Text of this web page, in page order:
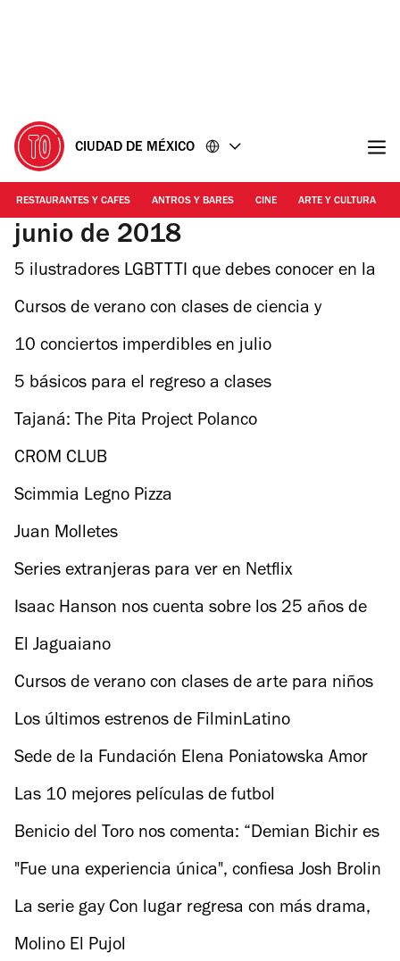
CIUDAD DE MÉXICO
RESTAURANTES Y CAFES ANTROS Y BARES CINE ARTE Y CULTURA
junio de 2018
5 ilustradores LGBTTTI que debes conocer en la
CDMX
Cursos de verano con clases de ciencia y
tecnología para niños
10 conciertos imperdibles en julio
5 básicos para el regreso a clases
Tajaná: The Pita Project Polanco
CROM CLUB
Scimmia Legno Pizza
Juan Molletes
Series extranjeras para ver en Netflix
Isaac Hanson nos cuenta sobre los 25 años de
Hanson
El Jaguaiano
Cursos de verano con clases de arte para niños
Los últimos estrenos de FilminLatino
Sede de la Fundación Elena Poniatowska Amor
Las 10 mejores películas de futbol
Benicio del Toro nos comenta: “Demian Bichir es
uno de mis actores favoritos”
"Fue una experiencia única", confiesa Josh Brolin
sobre la filmación en la CDMX de Sicario 2
La serie gay Con lugar regresa con más drama,
sensualidad y risas
Molino El Pujol